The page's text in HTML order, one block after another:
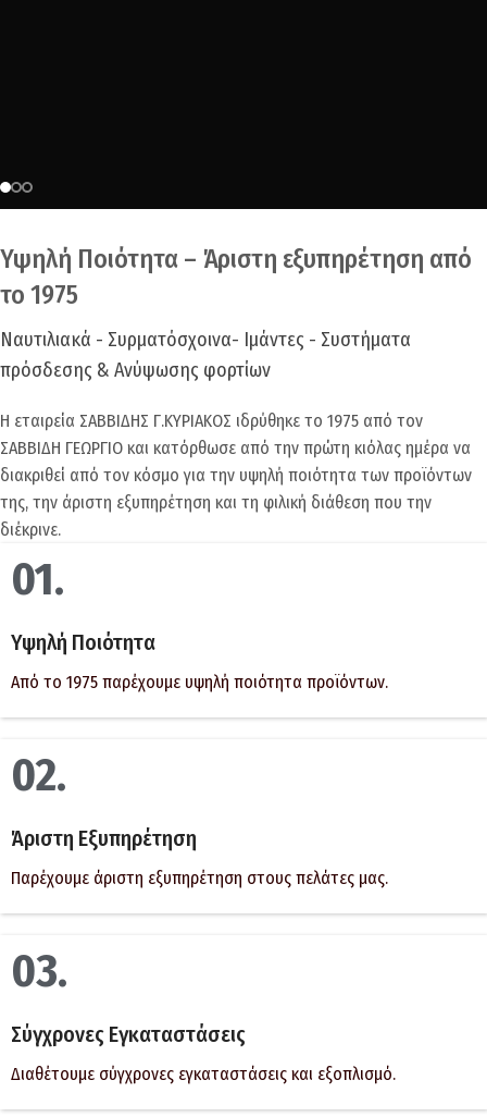
Υψηλή Ποιότητα – Άριστη εξυπηρέτηση από
το 1975
Ναυτιλιακά - Συρματόσχοινα- Ιμάντες - Συστήματα
πρόσδεσης & Ανύψωσης φορτίων
Η εταιρεία ΣΑΒΒΙΔΗΣ Γ.ΚΥΡΙΑΚΟΣ ιδρύθηκε το 1975 από τον
ΣΑΒΒΙΔΗ ΓΕΩΡΓΙΟ και κατόρθωσε από την πρώτη κιόλας ημέρα να
διακριθεί από τον κόσμο για την υψηλή ποιότητα των προϊόντων
της, την άριστη εξυπηρέτηση και τη φιλική διάθεση που την
διέκρινε.
01.
Υψηλή Ποιότητα
Από το 1975 παρέχουμε υψηλή ποιότητα προϊόντων.
02.
Άριστη Εξυπηρέτηση
Παρέχουμε άριστη εξυπηρέτηση στους πελάτες μας.
03.
Σύγχρονες Εγκαταστάσεις
Διαθέτουμε σύγχρονες εγκαταστάσεις και εξοπλισμό.